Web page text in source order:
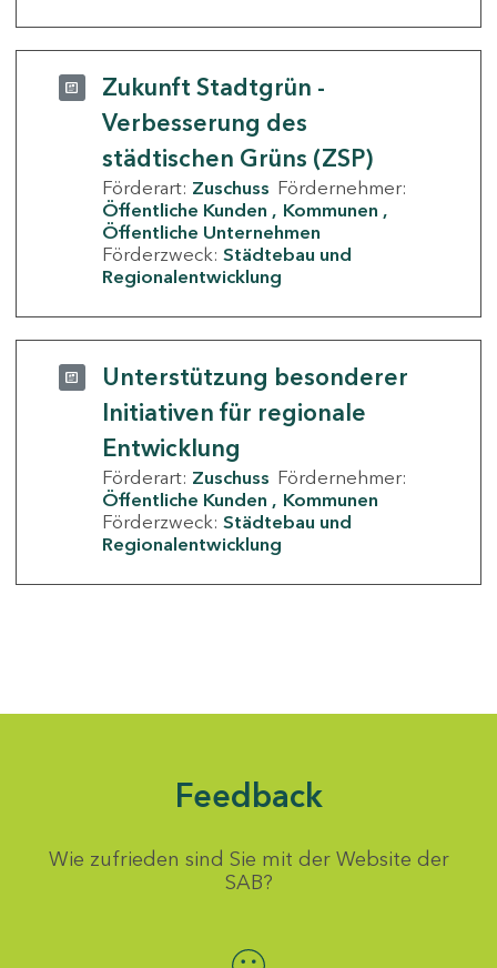
Zukunft Stadtgrün -
Verbesserung des
städtischen Grüns (ZSP)
Förderart: Zuschuss Fördernehmer:
Öffentliche Kunden
Kommunen
Öffentliche Unternehmen
Förderzweck: Städtebau und
Regionalentwicklung
Unterstützung besonderer
Initiativen für regionale
Entwicklung
Förderart: Zuschuss Fördernehmer:
Öffentliche Kunden
Kommunen
Förderzweck: Städtebau und
Regionalentwicklung
Feedback
Wie zufrieden sind Sie mit der Website der
SAB?
Bewertung auswählen